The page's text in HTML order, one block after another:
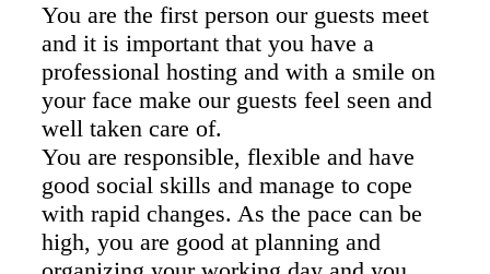
You are the first person our guests meet
and it is important that you have a
professional hosting and with a smile on
your face make our guests feel seen and
well taken care of.
You are responsible, flexible and have
good social skills and manage to cope
with rapid changes. As the pace can be
high, you are good at planning and